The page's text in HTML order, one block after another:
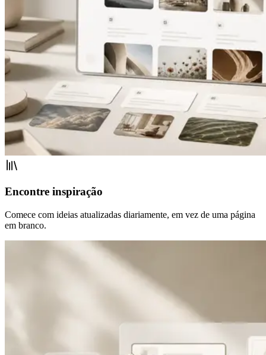
Encontre inspiração
Comece com ideias atualizadas diariamente, em vez de uma página
em branco.